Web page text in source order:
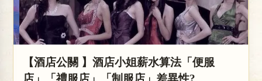
【酒店公關 】酒店小姐薪水算法「便服
店」「禮服店」「制服店」差異性?